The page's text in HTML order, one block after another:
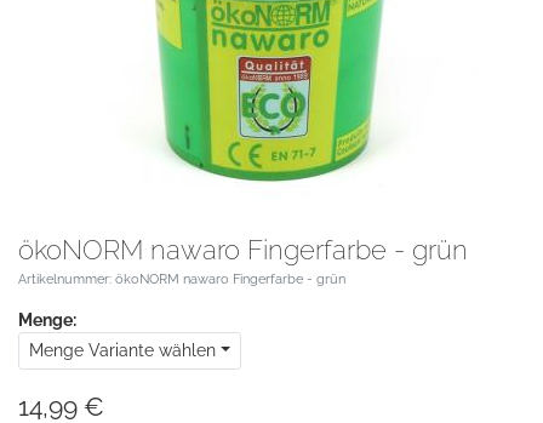
ökoNORM nawaro Fingerfarbe - grün
Artikelnummer: ökoNORM nawaro Fingerfarbe - grün
Menge:
Menge Variante wählen
14,99 €